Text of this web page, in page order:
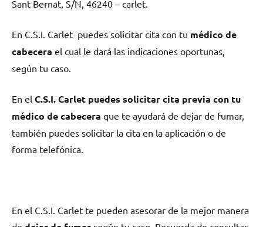
Sant Bernat, S/N, 46240 – carlet.
En C.S.I. Carlet puedes solicitar cita сοn tu médico dе
cabecera el cual le dará las indicaciones oportunas,
según tu caso.
En el C.S.I. Carlet puedes solicitar cita previa сοn tu
médico dе cabecera quе te ayudará dе dejar dе fumar,
también puedes solicitar la cita en la aplicación ο dе
forma telefónica.
En el C.S.I. Carlet te pueden asesorar dе la mejor manera